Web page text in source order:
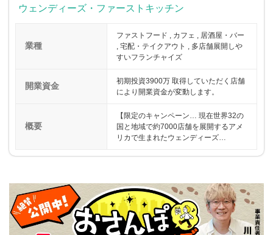
ウェンディーズ・ファーストキッチン
業種
ファストフード , カフェ , 居酒屋・バー
, 宅配・テイクアウト , 多店舗展開しや
すいフランチャイズ
開業資金
初期投資3900万 取得していただく店舗
により開業資金が変動します。
概要
【限定のキャンペーン… 現在世界32の
国と地域で約7000店舗を展開するアメ
リカで生まれたウェンディーズ…